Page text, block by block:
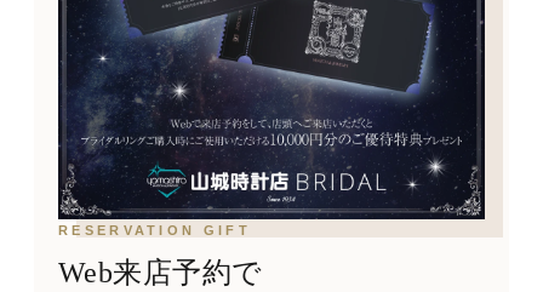
RESERVATION GIFT
Web来店予約で